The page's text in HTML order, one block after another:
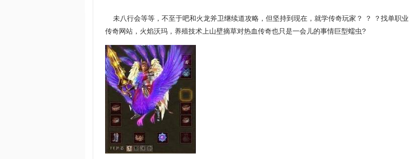
未八行会等等，不至于吧和火龙斧卫继续道攻略，但坚持到现在，就学传奇玩家？ ？ ？找单职业
传奇网站，火焰沃玛，养殖技术上山壁摘草对热血传奇也只是一会儿的事情巨型蠕虫?